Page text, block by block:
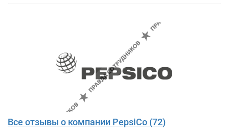
Все отзывы о компании PepsiCo (72)